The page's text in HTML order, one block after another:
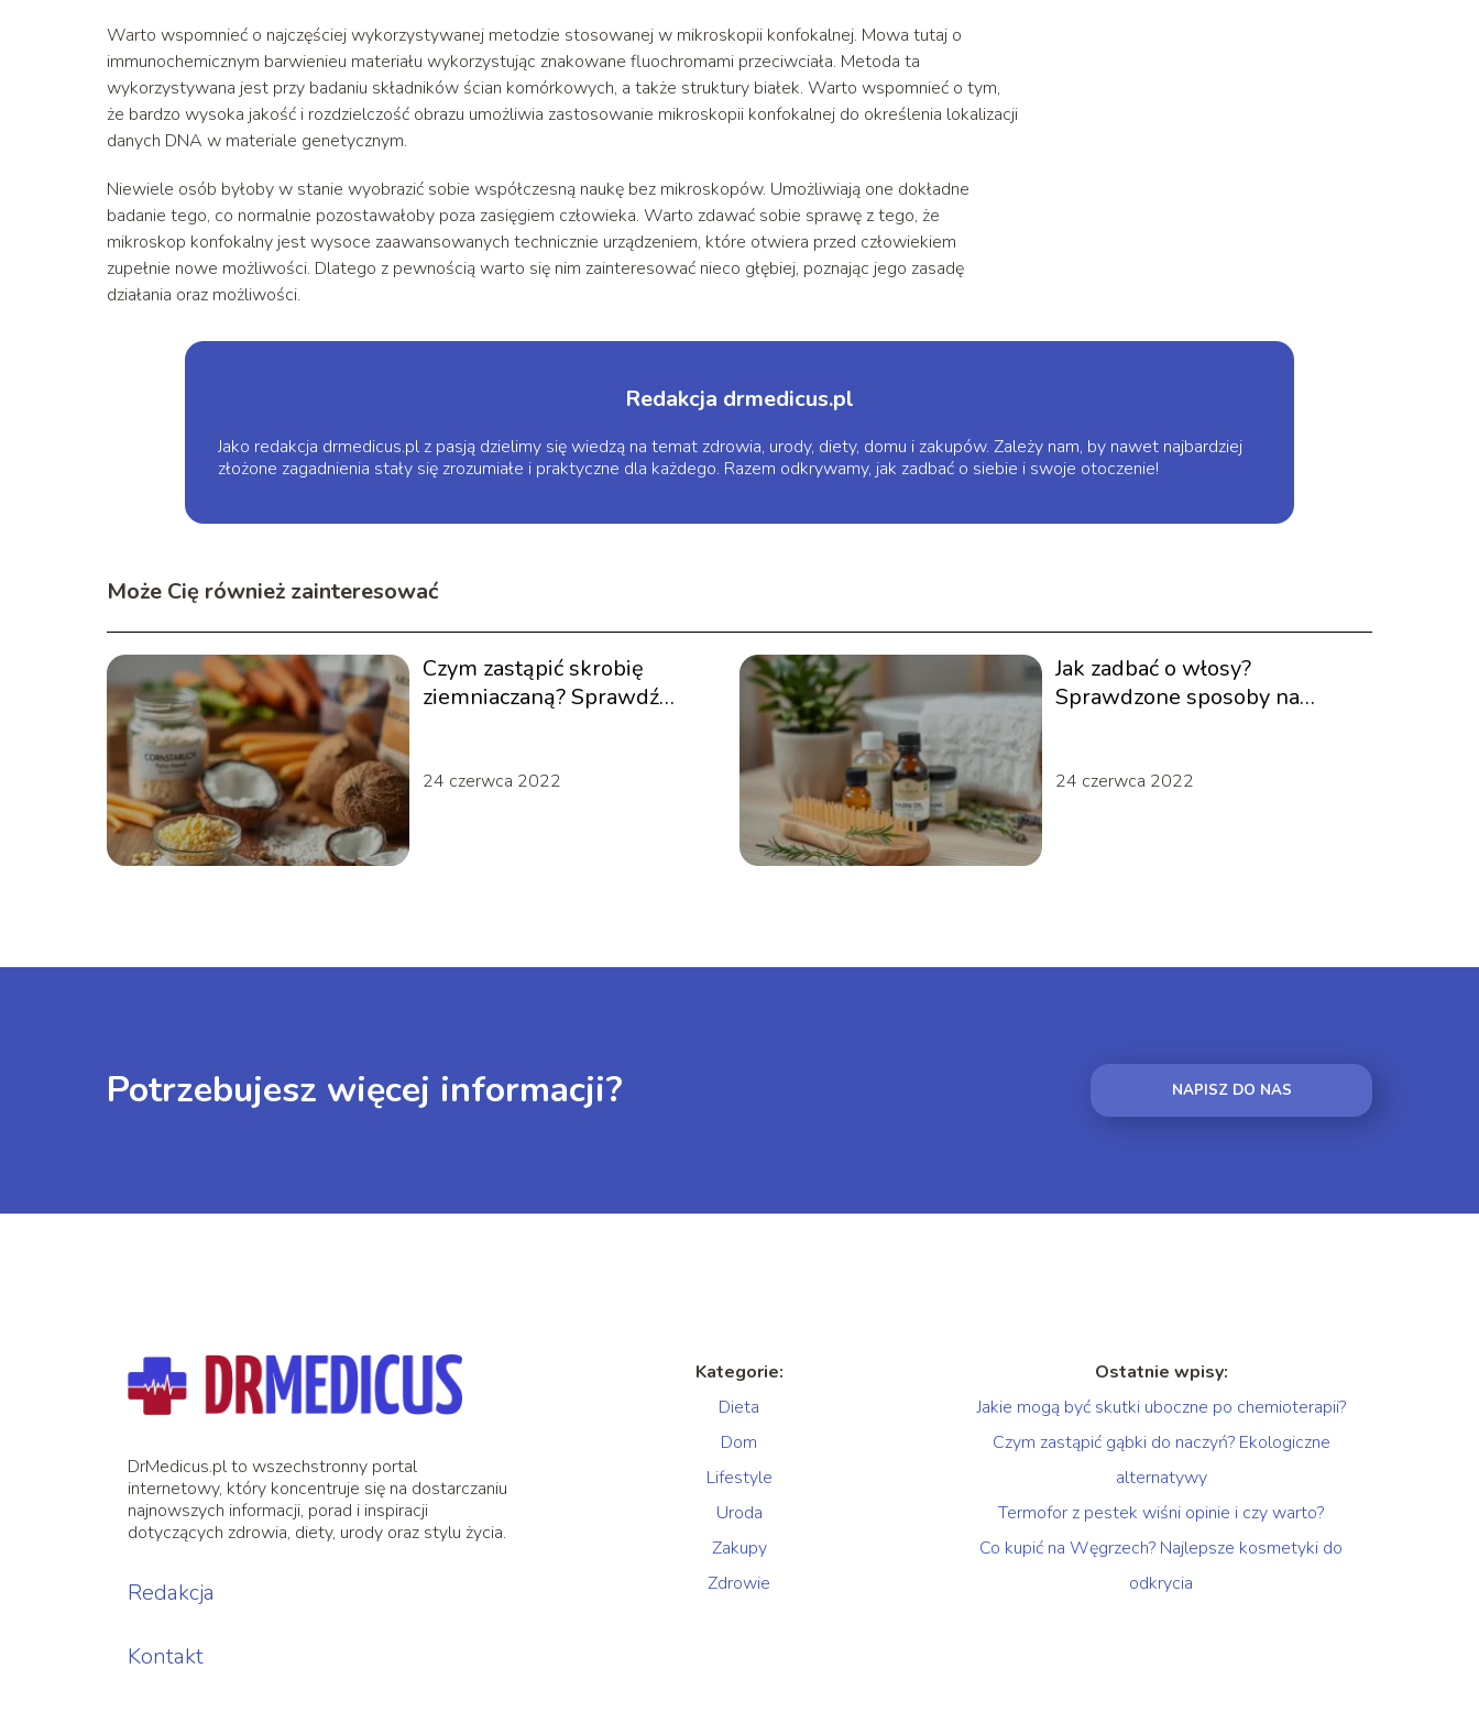
Warto wspomnieć o najczęściej wykorzystywanej metodzie stosowanej w mikroskopii konfokalnej. Mowa tutaj o
immunochemicznym barwienieu materiału wykorzystując znakowane fluochromami przeciwciała. Metoda ta
wykorzystywana jest przy badaniu składników ścian komórkowych, a także struktury białek. Warto wspomnieć o tym,
że bardzo wysoka jakość i rozdzielczość obrazu umożliwia zastosowanie mikroskopii konfokalnej do określenia lokalizacji
danych DNA w materiale genetycznym.
Niewiele osób byłoby w stanie wyobrazić sobie współczesną naukę bez mikroskopów. Umożliwiają one dokładne
badanie tego, co normalnie pozostawałoby poza zasięgiem człowieka. Warto zdawać sobie sprawę z tego, że
mikroskop konfokalny jest wysoce zaawansowanych technicznie urządzeniem, które otwiera przed człowiekiem
zupełnie nowe możliwości. Dlatego z pewnością warto się nim zainteresować nieco głębiej, poznając jego zasadę
działania oraz możliwości.
Redakcja drmedicus.pl
Jako redakcja drmedicus.pl z pasją dzielimy się wiedzą na temat zdrowia, urody, diety, domu i zakupów. Zależy nam, by nawet najbardziej
złożone zagadnienia stały się zrozumiałe i praktyczne dla każdego. Razem odkrywamy, jak zadbać o siebie i swoje otoczenie!
Może Cię również zainteresować
Czym zastąpić skrobię
ziemniaczaną? Sprawdź
24 czerwca 2022
Jak zadbać o włosy?
Sprawdzone sposoby na
24 czerwca 2022
Potrzebujesz więcej informacji? NAPISZ DO NAS
DrMedicus.pl to wszechstronny portal
internetowy, który koncentruje się na dostarczaniu
najnowszych informacji, porad i inspiracji
dotyczących zdrowia, diety, urody oraz stylu życia.
Redakcja
Kontakt
Kategorie:
Dieta
Dom
Lifestyle
Uroda
Zakupy
Zdrowie
Ostatnie wpisy:
Jakie mogą być skutki uboczne po chemioterapii?
Czym zastąpić gąbki do naczyń? Ekologiczne
alternatywy
Termofor z pestek wiśni opinie i czy warto?
Co kupić na Węgrzech? Najlepsze kosmetyki do
odkrycia